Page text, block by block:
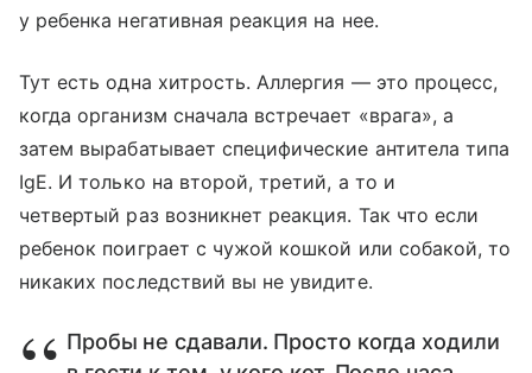
у ребенка негативная реакция на нее.
Тут есть одна хитрость. Аллергия — это процесс,
когда организм сначала встречает «врага», а
затем вырабатывает специфические антитела типа
IgE. И только на второй, третий, а то и
четвертый раз возникнет реакция. Так что если
ребенок поиграет с чужой кошкой или собакой, то
никаких последствий вы не увидите.
Пробы не сдавали. Просто когда ходили